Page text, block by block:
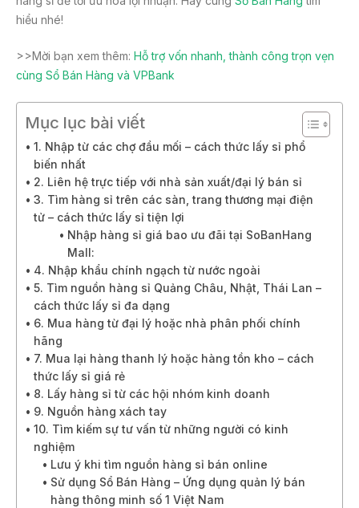
o
k
hiểu nhé!
>>Mời bạn xem thêm: Hỗ trợ vốn nhanh, thành công trọn vẹn
cùng Sổ Bán Hàng và VPBank
Mục lục bài viết
1. Nhập từ các chợ đầu mối – cách thức lấy sỉ phổ
biến nhất
2. Liên hệ trực tiếp với nhà sản xuất/đại lý bán sỉ
3. Tìm hàng sỉ trên các sàn, trang thương mại điện
tử – cách thức lấy sỉ tiện lợi
Nhập hàng sỉ giá bao ưu đãi tại SoBanHang
Mall:
4. Nhập khẩu chính ngạch từ nước ngoài
5. Tìm nguồn hàng sỉ Quảng Châu, Nhật, Thái Lan –
cách thức lấy sỉ đa dạng
6. Mua hàng từ đại lý hoặc nhà phân phối chính
hãng
7. Mua lại hàng thanh lý hoặc hàng tồn kho – cách
thức lấy sỉ giá rẻ
8. Lấy hàng sỉ từ các hội nhóm kinh doanh
9. Nguồn hàng xách tay
10. Tìm kiếm sự tư vấn từ những người có kinh
nghiệm
Lưu ý khi tìm nguồn hàng sỉ bán online
Sử dụng Sổ Bán Hàng – Ứng dụng quản lý bán
hàng thông minh số 1 Việt Nam